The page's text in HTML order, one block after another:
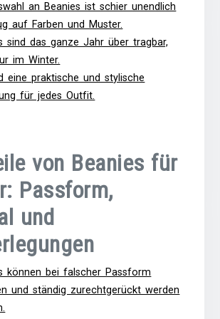
an Beanies ist schier unendlich
auf Farben und Muster.
sind das ganze Jahr über tragbar,
im Winter.
eine praktische und stylische
für jedes Outfit.
von Beanies für
Passform,
und
können bei falscher Passform
und ständig zurechtgerückt werden